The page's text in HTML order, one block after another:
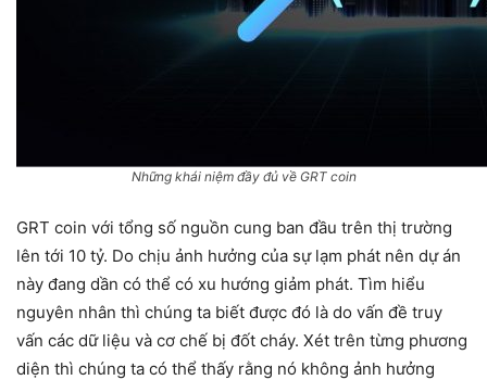
Những khái niệm đầy đủ về GRT coin
GRT coin với tổng số nguồn cung ban đầu trên thị trường
lên tới 10 tỷ. Do chịu ảnh hưởng của sự lạm phát nên dự án
này đang dần có thể có xu hướng giảm phát. Tìm hiểu
nguyên nhân thì chúng ta biết được đó là do vấn đề truy
vấn các dữ liệu và cơ chế bị đốt cháy. Xét trên từng phương
diện thì chúng ta có thể thấy rằng nó không ảnh hưởng